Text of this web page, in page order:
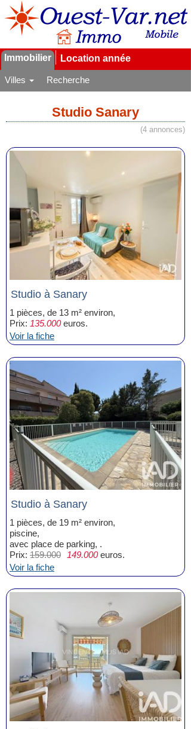
Immobilier Location année
Villes Recherche
Studio Sanary
(4 annonces)
Studio à Sanary
1 pièces, de 13 m² environ,
Prix: 135.000euros.
Voir la fiche
Studio à Sanary
1 pièces, de 19 m² environ,
piscine,
avec place de parking, .
Prix: 159.000 149.000euros.
Voir la fiche